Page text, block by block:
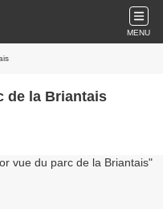
MENU
de la Briantais